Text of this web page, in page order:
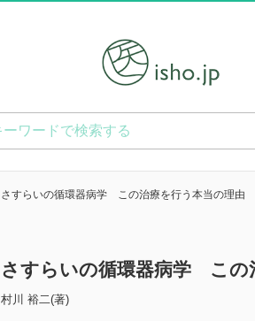
さすらいの循環器病学 この治療を行う本当の理由
さすらいの循環器病学 この
村川 裕二(著)